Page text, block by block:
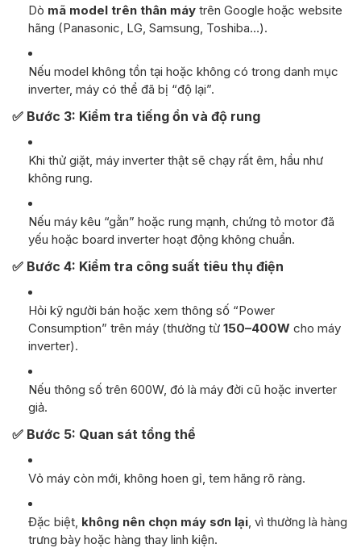
Dò mã model trên thân máy trên Google hoặc website
hãng (Panasonic, LG, Samsung, Toshiba…).
Nếu model không tồn tại hoặc không có trong danh mục
inverter, máy có thể đã bị “độ lại”.
✅ Bước 3: Kiểm tra tiếng ồn và độ rung
Khi thử giặt, máy inverter thật sẽ chạy rất êm, hầu như
không rung.
Nếu máy kêu “gằn” hoặc rung mạnh, chứng tỏ motor đã
yếu hoặc board inverter hoạt động không chuẩn.
✅ Bước 4: Kiểm tra công suất tiêu thụ điện
Hỏi kỹ người bán hoặc xem thông số “Power
Consumption” trên máy (thường từ 150–400W cho máy
inverter).
Nếu thông số trên 600W, đó là máy đời cũ hoặc inverter
giả.
✅ Bước 5: Quan sát tổng thể
Vỏ máy còn mới, không hoen gỉ, tem hãng rõ ràng.
Đặc biệt, không nên chọn máy sơn lại, vì thường là hàng
trưng bày hoặc hàng thay linh kiện.